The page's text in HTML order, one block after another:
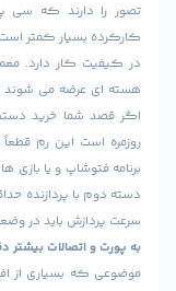
دارند که سی پی یو برای
بسیار کمتر است. دقت کنید
کار دارد. معمولاً مدل های
می شوند که تا حدودی
خرید دستگاهی برای
این رم قطعاً کافی خواهد
و یا بازی های ویدیویی
دسته دوم با
باید در وضعیت خوبی قرار
اتصالات بیشتر دقت کنید!
بسیاری از افراد را از خرید